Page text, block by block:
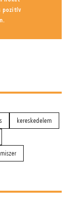
pozitív
kereskedelem